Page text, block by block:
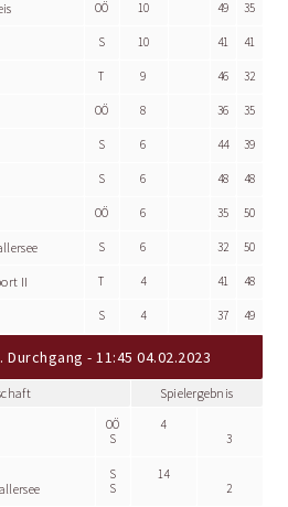
OÖ 10 49 35
S 10 41 41
T 9 46 32
OÖ 8 36 35
S 6 44 39
S 6 48 48
OÖ 6 35 50
S 6 32 50
II T 4 41 48
S 4 37 49
- 11:45 04.02.2023
Spielergebnis
OÖ
S
4
3
S
S
14
2